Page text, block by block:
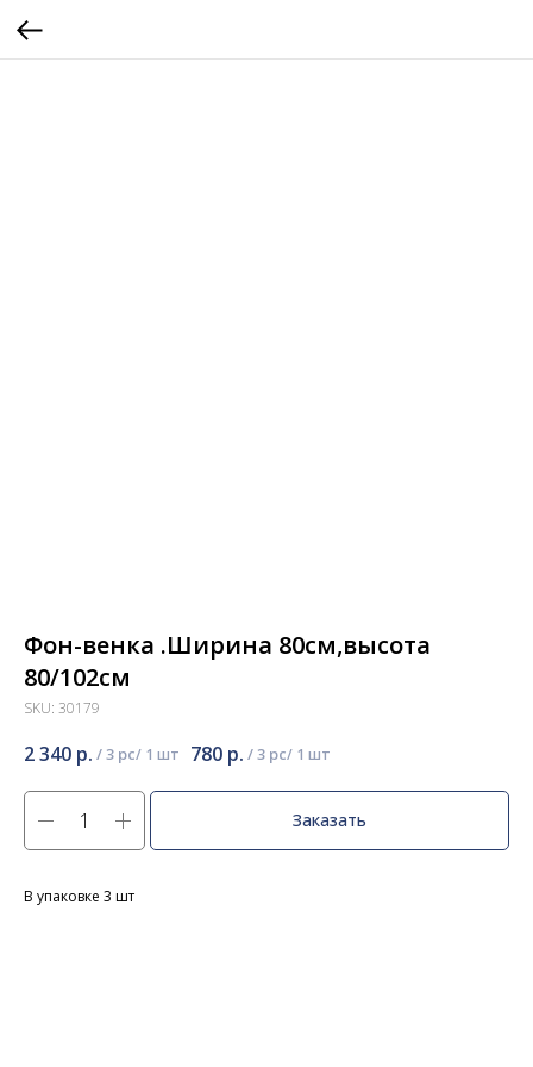
Фон-венка .Ширина 80см,высота
80/102см
SKU: 30179
2 340 р. /3 pc 780 р. /3 pc
Заказать
В упаковке 3 шт